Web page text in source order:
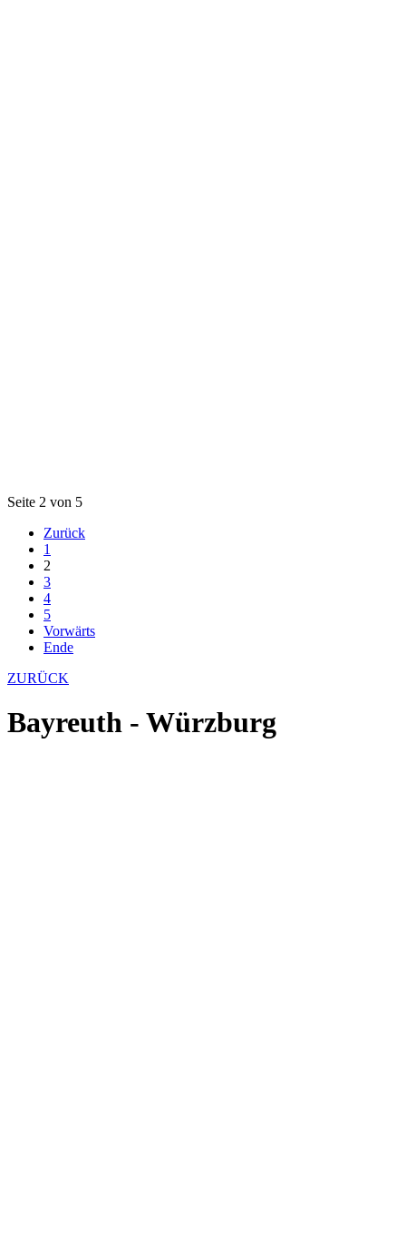
Seite 2 von 5
Zurück
1
2
3
4
5
Vorwärts
Ende
ZURÜCK
Bayreuth - Würzburg